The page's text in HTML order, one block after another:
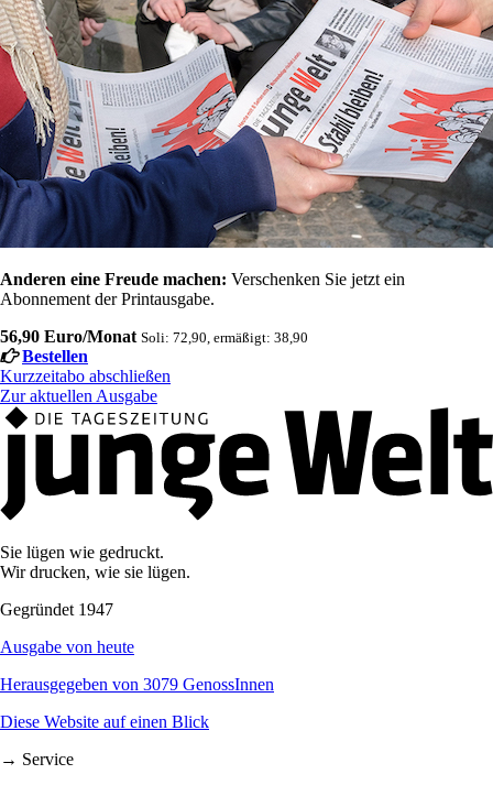
Anderen eine Freude machen: Verschenken Sie jetzt ein
Abonnement der Printausgabe.
56,90 Euro/Monat Soli: 72,90, ermäßigt: 38,90
Bestellen
Kurzzeitabo abschließen
Zur aktuellen Ausgabe
Sie lügen wie gedruckt.
Wir drucken, wie sie lügen.
Gegründet 1947
Ausgabe von heute
Herausgegeben von 3079 GenossInnen
Diese Website auf einen Blick
→ Service